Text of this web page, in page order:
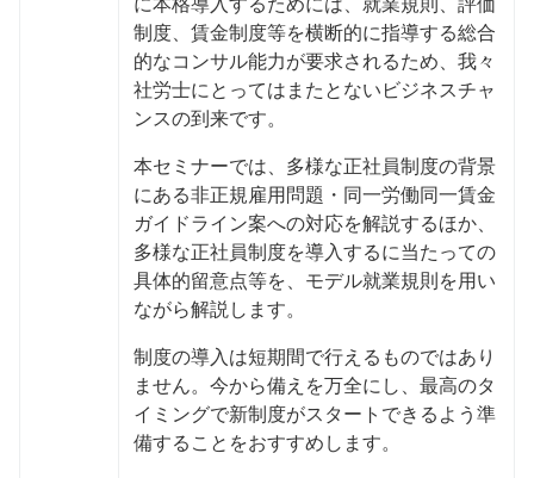
制度、賃金制度等を横断的に指導する総合
的なコンサル能力が要求されるため、我々
社労士にとってはまたとないビジネスチャ
ンスの到来です。
本セミナーでは、多様な正社員制度の背景
にある非正規雇用問題・同一労働同一賃金
ガイドライン案への対応を解説するほか、
多様な正社員制度を導入するに当たっての
具体的留意点等を、モデル就業規則を用い
ながら解説します。
制度の導入は短期間で行えるものではあり
ません。今から備えを万全にし、最高のタ
イミングで新制度がスタートできるよう準
備することをおすすめします。